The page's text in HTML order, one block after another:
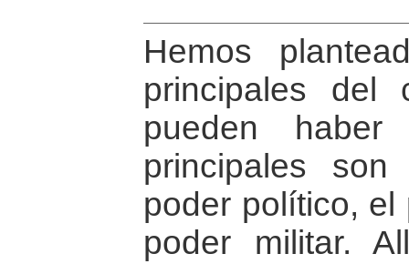
Hemos
principales del
pueden
principales
poder político,
poder militar.